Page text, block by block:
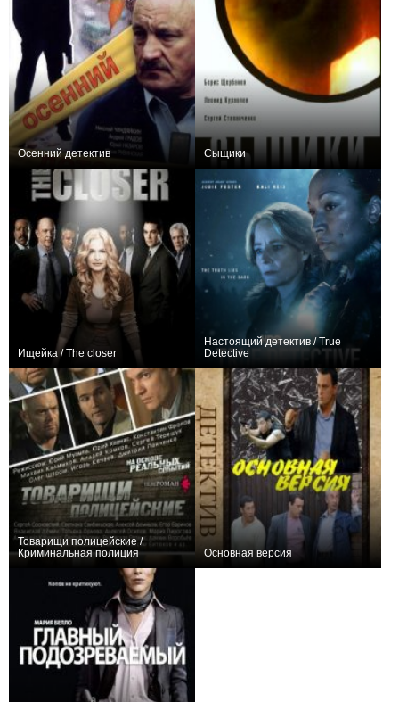
Осенний детектив Сыщики
Ищейка / The closer
Настоящий детектив / True
Detective
Товарищи полицейские /
Криминальная полиция
Основная версия